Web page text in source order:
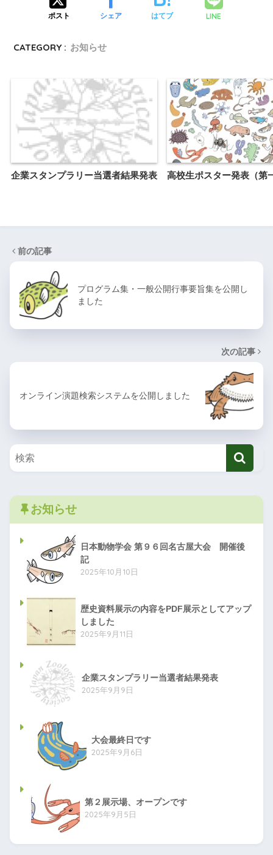
ポスト シェア はてブ LINE
CATEGORY : お知らせ
企業スタンプラリー当選者結果発表 高校生ポスター発表（第
前の記事
プログラム集・一般公開行事要旨集を公開し
ました
次の記事
オンライン演題検索システムを公開しました
お知らせ
日本動物学会 第９６回名古屋大会 開催後
記
2025年10月10日
歴史資料展示の内容をPDF展示としてアップ
しました
2025年9月11日
企業スタンプラリー当選者結果発表
2025年9月9日
大会最終日です
2025年9月6日
第２展示場、オープンです
2025年9月5日